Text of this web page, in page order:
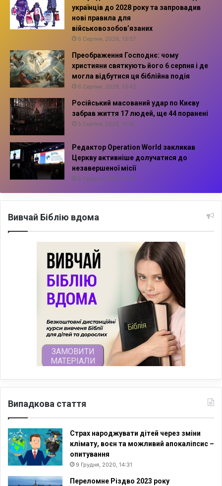
українців до 2028 року та запровадив
нові правила для
військовозобов’язаних
6 Серпня, 2026, 13:57
Преображення Господнє: чому
християни святкують його 6 серпня і де
могла відбутися ця біблійна подія
6 Серпня, 2026, 13:42
Російський масований удар по Києву
забрав життя 17 людей, ще 44 поранені
5 Серпня, 2026, 11:16
Редактор Operation World закликав
Церкву активніше долучатися до
незавершеної місії
5 Серпня, 2026, 10:14
Вивчай Біблію вдома
Випадкова стаття
Страх народжувати дітей через зміни
клімату, воєн та можливий апокаліпсис –
опитування
9 Грудня, 2020, 14:31
Переломне Різдво 2023 року